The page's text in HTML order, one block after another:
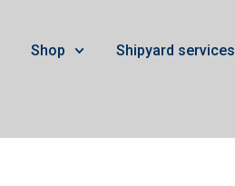
Shop Shipyard services